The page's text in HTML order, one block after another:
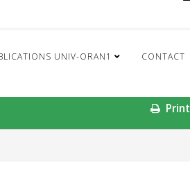
UNIV-ORAN1 CONTACT
Print